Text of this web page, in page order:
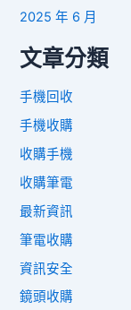
2025 年 6 月
文章分類
手機回收
手機收購
收購手機
收購筆電
最新資訊
筆電收購
資訊安全
鏡頭收購